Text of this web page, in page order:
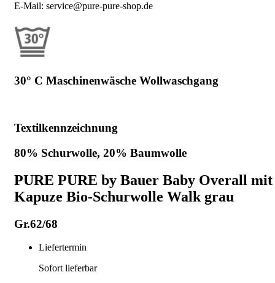
E-Mail: service@pure-pure-shop.de
30° C Maschinenwäsche Wollwaschgang
Textilkennzeichnung
80% Schurwolle, 20% Baumwolle
PURE PURE by Bauer Baby Overall mit
Kapuze Bio-Schurwolle Walk grau
Gr.62/68
Liefertermin
Sofort lieferbar